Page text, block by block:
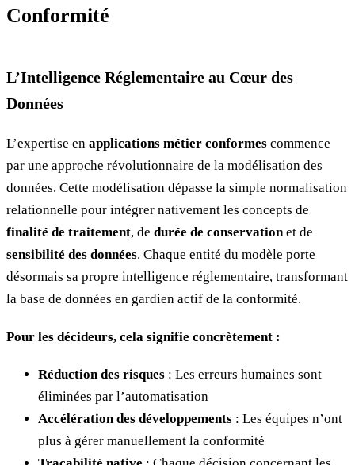
Conformité
L’Intelligence Réglementaire au Cœur des
Données
L’expertise en applications métier conformes commence
par une approche révolutionnaire de la modélisation des
données. Cette modélisation dépasse la simple normalisation
relationnelle pour intégrer nativement les concepts de
finalité de traitement, de durée de conservationet de
sensibilité des données. Chaque entité du modèle porte
désormais sa propre intelligence réglementaire, transformant
la base de données en gardien actif de la conformité.
Pour les décideurs, cela signifie concrètement :
Réduction des risques : Les erreurs humaines sont
éliminées par l’automatisation
Accélération des développements : Les équipes n’ont
plus à gérer manuellement la conformité